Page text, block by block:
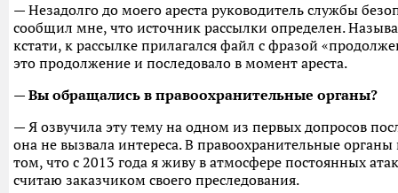
— Незадолго до моего ареста руководитель службы
сообщил мне, что источник рассылки определен.
кстати, к рассылке прилагался файл с фразой
это продолжение и последовало в момент ареста.
— Вы обращались в правоохранительные органы?
— Я озвучила эту тему на одном из первых допросов
она не вызвала интереса. В правоохранительные
том, что с 2013 года я живу в атмосфере постоянных
считаю заказчиком своего преследования.